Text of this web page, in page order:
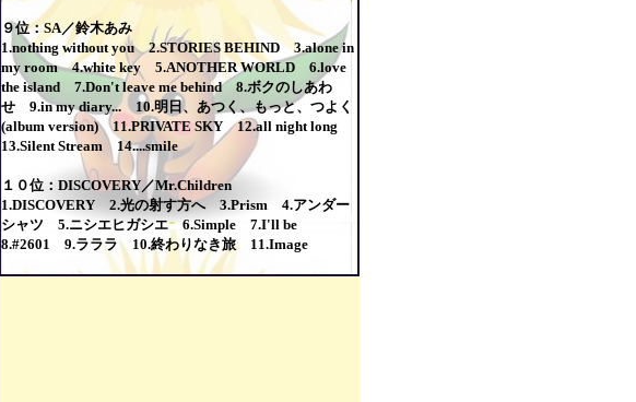
９位：SA／鈴木あみ
1.nothing without you 2.STORIES BEHIND 3.alone in
my room 4.white key 5.ANOTHER WORLD 6.love
the island 7.Don't leave me behind 8.ボクのしあわ
せ 9.in my diary... 10.明日、あつく、もっと、つよく
(album version) 11.PRIVATE SKY 12.all night long
13.Silent Stream 14....smile
１０位：DISCOVERY／Mr.Children
1.DISCOVERY 2.光の射す方へ 3.Prism 4.アンダー
シャツ 5.ニシエヒガシエ 6.Simple 7.I'll be
8.#2601 9.ラララ 10.終わりなき旅 11.Image